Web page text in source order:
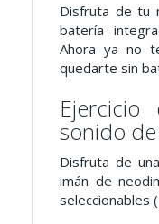
Disfruta de tu
batería
Ahora ya no
quedarte sin
sonido
Disfruta de
imán de
seleccionables